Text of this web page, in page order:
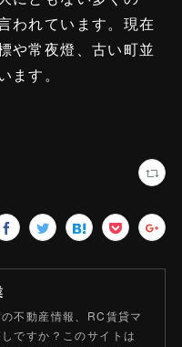
われています。現在
や常夜燈、古い町並
す。
不動産情報、RC賃貸マ
ですか？このサイトは